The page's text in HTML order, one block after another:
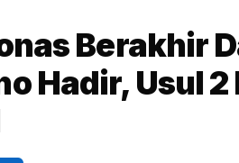
Berakhir
Hadir, Usul